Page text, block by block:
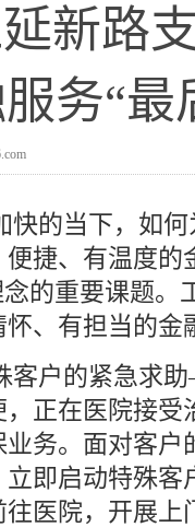
新路
务“最
快的当下，如
捷、有温度的
的重要课题。
、有担当的金
客户的紧急求
正在医院接受
务。面对客户
即启动特殊客
医院，开展上